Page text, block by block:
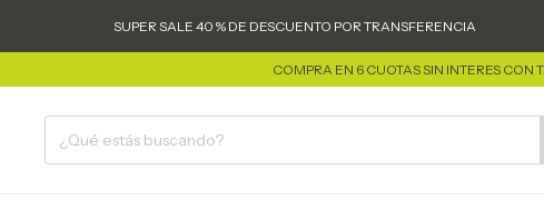
SUPER SALE 40 % DE DESCUENTO POR TRANSFERENCIA
COMPRA EN 6 CUOTAS SIN INTERES CON